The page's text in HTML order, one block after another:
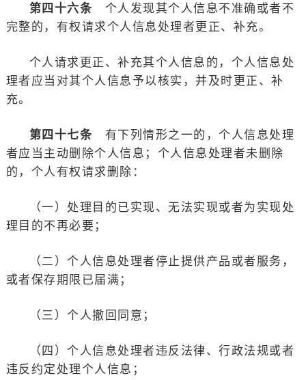
第四十六条 个人发现其个人信息不准确或者不
完整的，有权请求个人信息处理者更正、补充。
个人请求更正、补充其个人信息的，个人信息处
理者应当对其个人信息予以核实，并及时更正、补
充。
第四十七条 有下列情形之一的，个人信息处理
者应当主动删除个人信息；个人信息处理者未删除
的，个人有权请求删除：
（一）处理目的已实现、无法实现或者为实现处
理目的不再必要；
（二）个人信息处理者停止提供产品或者服务，
或者保存期限已届满；
（三）个人撤回同意；
（四）个人信息处理者违反法律、行政法规或者
违反约定处理个人信息；